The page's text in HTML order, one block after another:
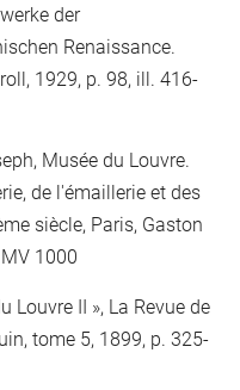
der
Renaissance.
1929, p. 98, ill. 416-
Musée du Louvre.
de l'émaillerie et des
siècle, Paris, Gaston
1000
Louvre II », La Revue de
tome 5, 1899, p. 325-